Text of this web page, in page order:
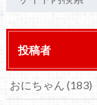
投稿者
おにちゃん (183)